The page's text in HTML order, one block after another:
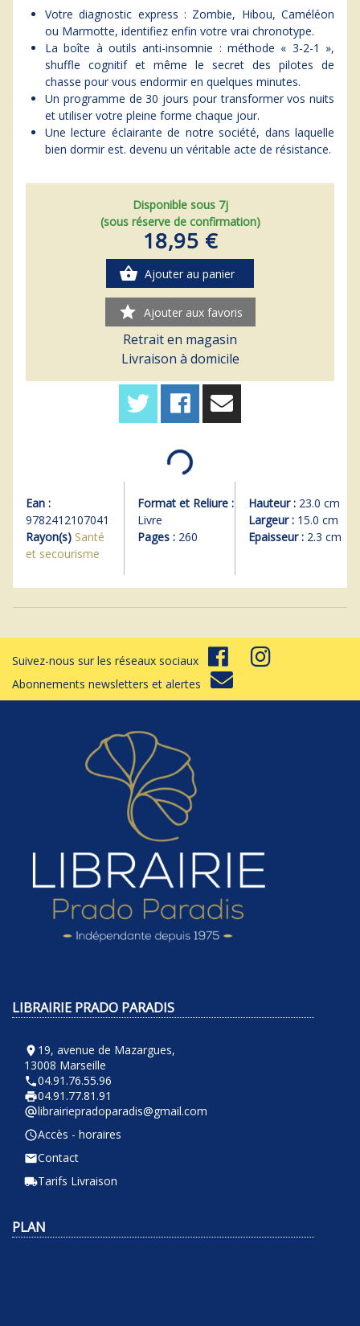
Votre diagnostic express : Zombie, Hibou, Caméléon
ou Marmotte, identifiez enfin votre vrai chronotype.
La boîte à outils anti-insomnie : méthode « 3-2-1 »,
shuffle cognitif et même le secret des pilotes de
chasse pour vous endormir en quelques minutes.
Un programme de 30 jours pour transformer vos nuits
et utiliser votre pleine forme chaque jour.
Une lecture éclairante de notre société, dans laquelle
bien dormir est. devenu un véritable acte de résistance.
Disponible sous 7j
(sous réserve de confirmation)
18,95 €
shopping_basket Ajouter au panier
star Ajouter aux favoris
Retrait en magasin
Livraison à domicile
Ean :
9782412107041
Rayon(s) Santé
et secourisme
Format et Reliure :
Livre
Pages :260
Hauteur : 23.0 cm
Largeur : 15.0 cm
Epaisseur : 2.3 cm
Suivez-nous sur les réseaux sociaux
Abonnements newsletters et alertes
LIBRAIRIE PRADO PARADIS
room 19, avenue de Mazargues,
13008 Marseille
phone04.91.76.55.96
local_printshop04.91.77.81.91
alternate_emaillibrairiepradoparadis@gmail.com
query_builderAccès - horaires
emailContact
local_shippingTarifs Livraison
PLAN